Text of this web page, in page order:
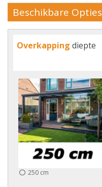
Beschikbare Opties
Overkapping diepte
250 cm